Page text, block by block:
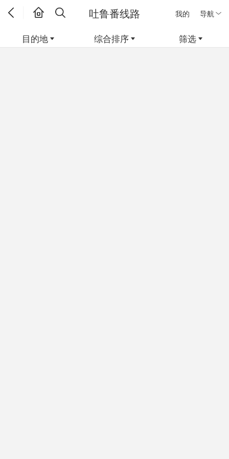
我的 导航
吐鲁番线路
目的地 综合排序 筛选